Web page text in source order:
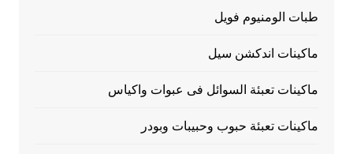
طبات الومنيوم فويل
ماكينات اندكشن سيل
ماكينات تعبئة السوائل فى عبوات واكياس
ماكينات تعبئة حبوب وحبيبات وبودر